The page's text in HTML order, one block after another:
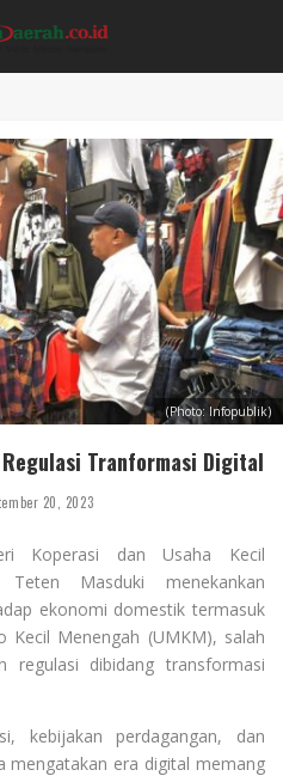
(Photo: Infopublik)
Tranformasi Digital
20, 2023
Koperasi dan Usaha Kecil
Masduki menekankan
ekonomi domestik termasuk
Kecil Menengah (UMKM), salah
regulasi dibidang transformasi
kebijakan perdagangan, dan
mengatakan era digital memang